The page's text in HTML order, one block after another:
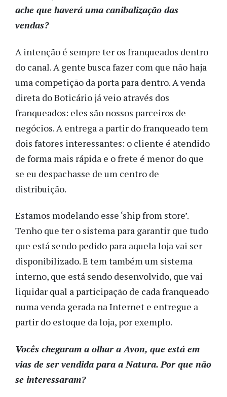
ache que haverá uma canibalização das
vendas?
A intenção é sempre ter os franqueados dentro
do canal. A gente busca fazer com que não haja
uma competição da porta para dentro. A venda
direta do Boticário já veio através dos
franqueados: eles são nossos parceiros de
negócios. A entrega a partir do franqueado tem
dois fatores interessantes: o cliente é atendido
de forma mais rápida e o frete é menor do que
se eu despachasse de um centro de
distribuição.
Estamos modelando esse ‘ship from store’.
Tenho que ter o sistema para garantir que tudo
que está sendo pedido para aquela loja vai ser
disponibilizado. E tem também um sistema
interno, que está sendo desenvolvido, que vai
liquidar qual a participação de cada franqueado
numa venda gerada na Internet e entregue a
partir do estoque da loja, por exemplo.
Vocês chegaram a olhar a Avon, que está em
vias de ser vendida para a Natura. Por que não
se interessaram?